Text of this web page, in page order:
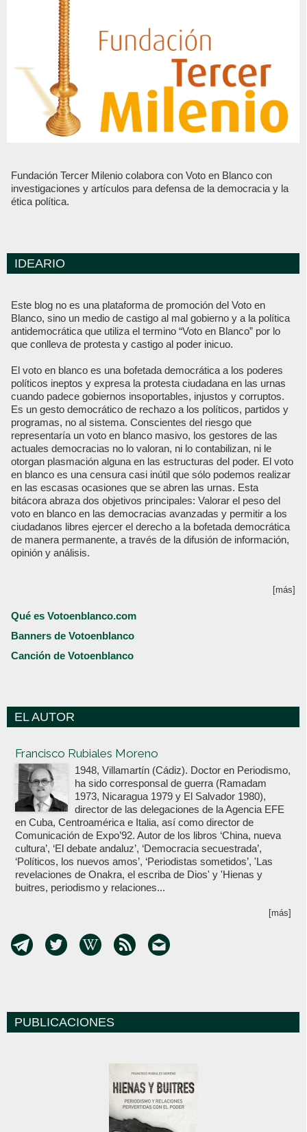
Fundación Tercer Milenio colabora con Voto en Blanco con
investigaciones y artículos para defensa de la democracia y la
ética política.
IDEARIO
Este blog no es una plataforma de promoción del Voto en
Blanco, sino un medio de castigo al mal gobierno y a la política
antidemocrática que utiliza el termino “Voto en Blanco” por lo
que conlleva de protesta y castigo al poder inicuo.
El voto en blanco es una bofetada democrática a los poderes
políticos ineptos y expresa la protesta ciudadana en las urnas
cuando padece gobiernos insoportables, injustos y corruptos.
Es un gesto democrático de rechazo a los políticos, partidos y
programas, no al sistema. Conscientes del riesgo que
representaría un voto en blanco masivo, los gestores de las
actuales democracias no lo valoran, ni lo contabilizan, ni le
otorgan plasmación alguna en las estructuras del poder. El voto
en blanco es una censura casi inútil que sólo podemos realizar
en las escasas ocasiones que se abren las urnas. Esta
bitácora abraza dos objetivos principales: Valorar el peso del
voto en blanco en las democracias avanzadas y permitir a los
ciudadanos libres ejercer el derecho a la bofetada democrática
de manera permanente, a través de la difusión de información,
opinión y análisis.
[más]
Qué es Votoenblanco.com
Banners de Votoenblanco
Canción de Votoenblanco
EL AUTOR
Francisco Rubiales Moreno
1948, Villamartín (Cádiz). Doctor en Periodismo,
ha sido corresponsal de guerra (Ramadam
1973, Nicaragua 1979 y El Salvador 1980),
director de las delegaciones de la Agencia EFE
en Cuba, Centroamérica e Italia, así como director de
Comunicación de Expo’92. Autor de los libros ‘China, nueva
cultura’, ‘El debate andaluz’, ‘Democracia secuestrada’,
‘Políticos, los nuevos amos’, ‘Periodistas sometidos’, 'Las
revelaciones de Onakra, el escriba de Dios' y 'Hienas y
buitres, periodismo y relaciones...
[más]
PUBLICACIONES